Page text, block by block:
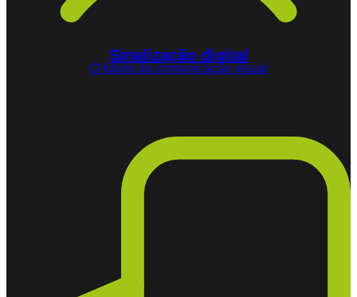
Sinalização digital
O futuro da comunicação visual